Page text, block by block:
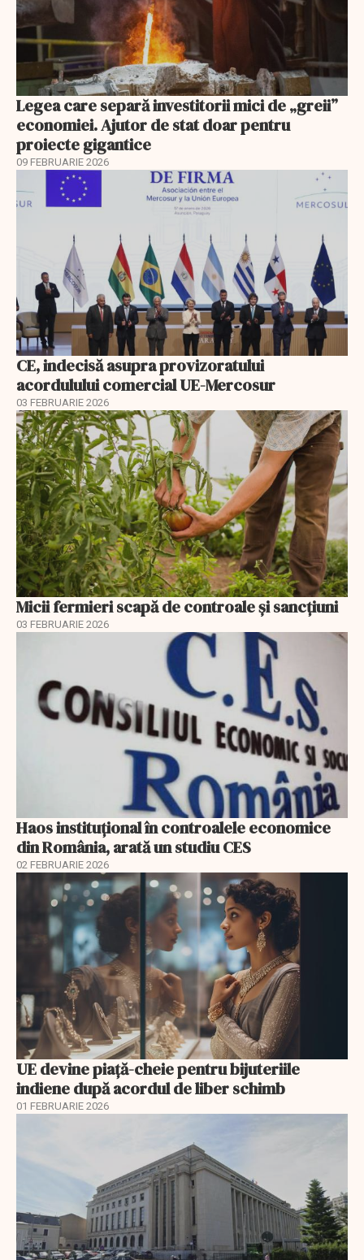
Legea care separă investitorii mici de „greii”
economiei. Ajutor de stat doar pentru
proiecte gigantice
09 FEBRUARIE 2026
CE, indecisă asupra provizoratului
acordulului comercial UE-Mercosur
03 FEBRUARIE 2026
Micii fermieri scapă de controale și sancțiuni
03 FEBRUARIE 2026
Haos instituțional în controalele economice
din România, arată un studiu CES
02 FEBRUARIE 2026
UE devine piață-cheie pentru bijuteriile
indiene după acordul de liber schimb
01 FEBRUARIE 2026